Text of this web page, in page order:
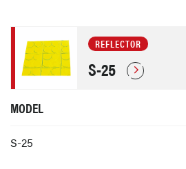
REFLECTOR
S-25
MODEL
S-25